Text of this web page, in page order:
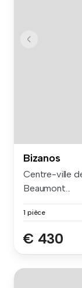
Bizanos
Centre-ville
Beaumont...
1 pièce
€ 430